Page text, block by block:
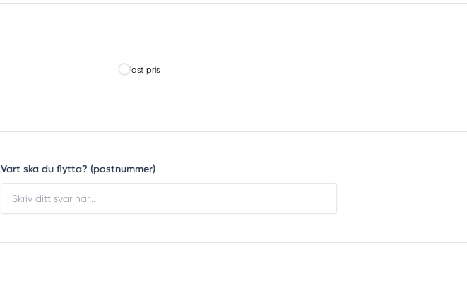
Fast pris
Vart ska du flytta? (postnummer)